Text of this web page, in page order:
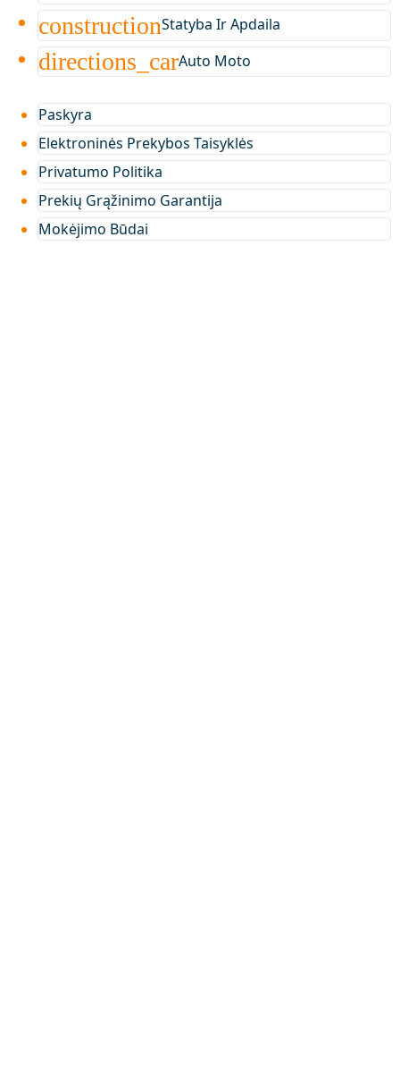
constructionStatyba Ir Apdaila
directions_carAuto Moto
Paskyra
Elektroninės Prekybos Taisyklės
Privatumo Politika
Prekių Grąžinimo Garantija
Mokėjimo Būdai